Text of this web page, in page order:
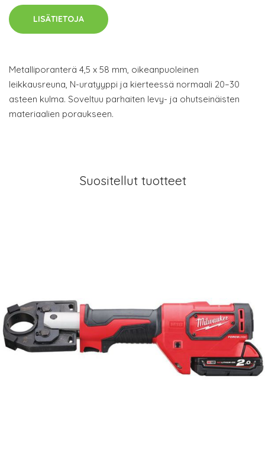
LISÄTIETOJA
Metalliporanterä 4,5 x 58 mm, oikeanpuoleinen
leikkausreuna, N-uratyyppi ja kierteessä normaali 20–30
asteen kulma. Soveltuu parhaiten levy- ja ohutseinäisten
materiaalien poraukseen.
Suositellut tuotteet